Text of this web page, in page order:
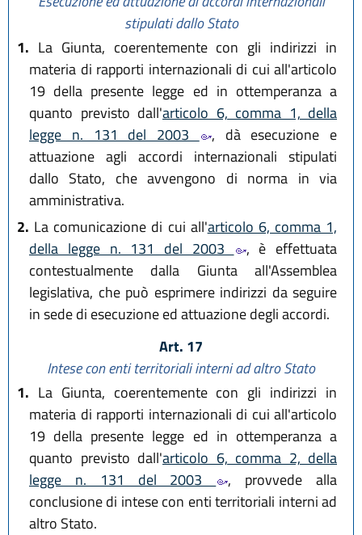
stipulati dallo Stato
1. La Giunta, coerentemente con gli indirizzi in
materia di rapporti internazionali di cui all'articolo
19 della presente legge ed in ottemperanza a
quanto previsto dall'articolo 6, comma 1, della
legge n. 131 del 2003
, dà esecuzione e
attuazione agli accordi internazionali stipulati
dallo Stato, che avvengono di norma in via
amministrativa.
2. La comunicazione di cui all'articolo 6, comma 1,
della legge n. 131 del 2003
, è effettuata
contestualmente dalla Giunta all'Assemblea
legislativa, che può esprimere indirizzi da seguire
in sede di esecuzione ed attuazione degli accordi.
Art. 17
Intese con enti territoriali interni ad altro Stato
1. La Giunta, coerentemente con gli indirizzi in
materia di rapporti internazionali di cui all'articolo
19 della presente legge ed in ottemperanza a
quanto previsto dall'articolo 6, comma 2, della
legge n. 131 del 2003
, provvede alla
conclusione di intese con enti territoriali interni ad
altro Stato.